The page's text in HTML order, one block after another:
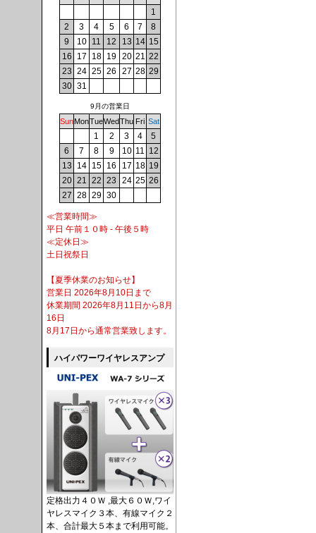
1
2
3 4 5 6 7
8
9
10 11 12 13 14 15
16
17 18 19 20 21 22
23 24 25 26 27 28 29
30 31
9月の営業日
SunMonTueWedThu Fri Sat
1 2 3 4
5
6
7 8 9 10 11 12
13
14 15 16 17 18 19
20 21 22 23 24 25 26
27 28 29 30
≪営業時間≫
平日 午前１０時 - 午後５時
≪定休日≫
土日祝祭日
【夏季休業のお知らせ】
営業日 2026年8月10日まで
休業期間 2026年8月11日から8月
16日
8月17日から通常営業致します。
ハイパワーワイヤレスアンプ
定格出力４０Ｗ ,最大６０Ｗ,ワイ
ヤレスマイク３本、有線マイク２
本、合計最大５本まで利用可能。